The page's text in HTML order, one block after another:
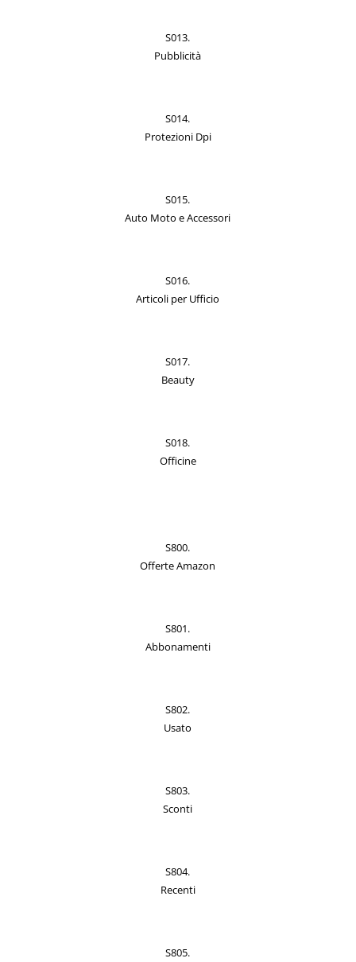
S013.
Pubblicità
S014.
Protezioni Dpi
S015.
Auto Moto e Accessori
S016.
Articoli per Ufficio
S017.
Beauty
S018.
Officine
S800.
Offerte Amazon
S801.
Abbonamenti
S802.
Usato
S803.
Sconti
S804.
Recenti
S805.